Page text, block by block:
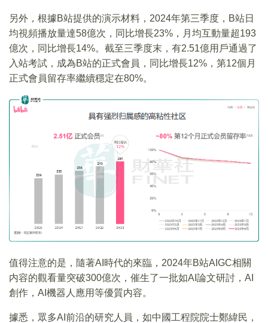
另外，根據B站提供的演示材料，2024年第三季度，B站日
均視頻播放量達58億次，同比增長23%，月均互動量超193
億次，同比增長14%。截至三季度末，有2.51億用戶通過了
入站考試，成為B站的正式會員，同比增長12%，第12個月
正式會員留存率繼續穩定在80%。
值得注意的是，隨著AI時代的來臨，2024年B站AIGC相關
内容的觀看量突破300億次，催生了一批如AI論文研討，AI
創作，AI機器人應用等優質内容。
據悉，眾多AI前沿的研究人員，如中國工程院院士鄭緯民，